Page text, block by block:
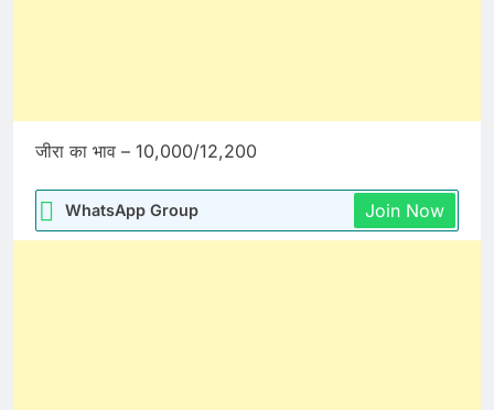
जीरा का भाव – 10,000/12,200
WhatsApp Group Join Now